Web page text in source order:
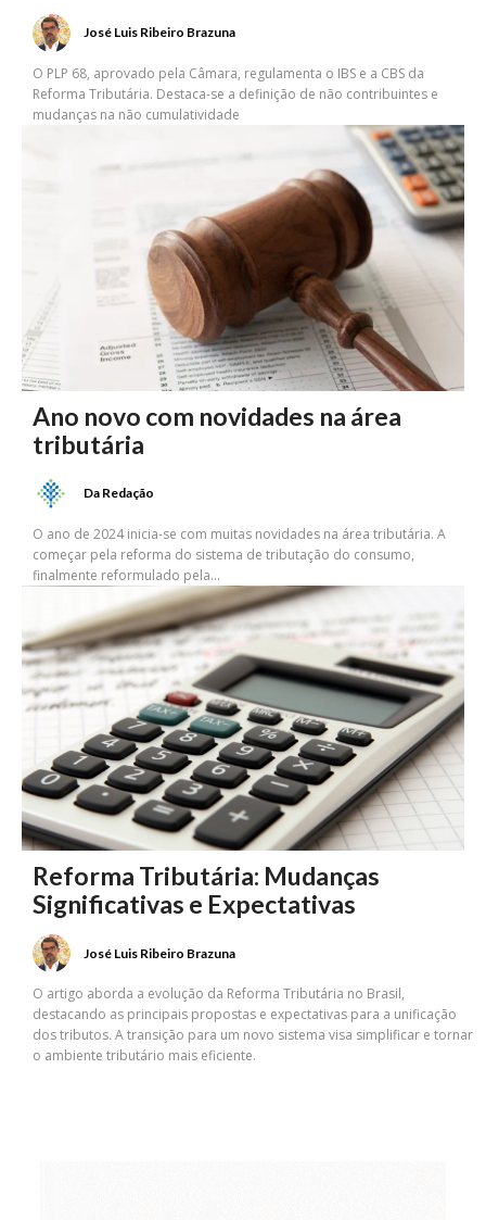
José Luis Ribeiro Brazuna
O PLP 68, aprovado pela Câmara, regulamenta o IBS e a CBS da
Reforma Tributária. Destaca-se a definição de não contribuintes e
mudanças na não cumulatividade
Ano novo com novidades na área
tributária
Da Redação
O ano de 2024 inicia-se com muitas novidades na área tributária. A
começar pela reforma do sistema de tributação do consumo,
finalmente reformulado pela...
Reforma Tributária: Mudanças
Significativas e Expectativas
José Luis Ribeiro Brazuna
O artigo aborda a evolução da Reforma Tributária no Brasil,
destacando as principais propostas e expectativas para a unificação
dos tributos. A transição para um novo sistema visa simplificar e tornar
o ambiente tributário mais eficiente.